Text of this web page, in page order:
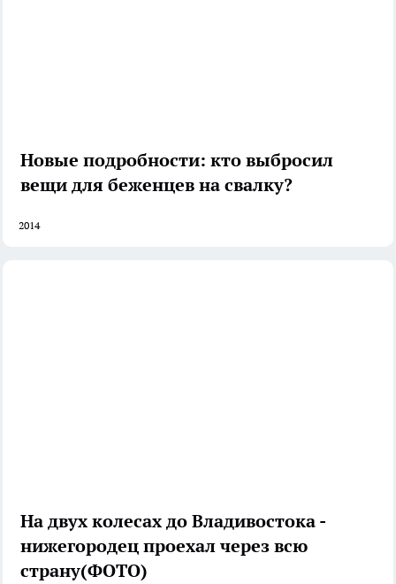
Новые подробности: кто выбросил
вещи для беженцев на свалку?
2014
На двух колесах до Владивостока -
нижегородец проехал через всю
страну(ФОТО)